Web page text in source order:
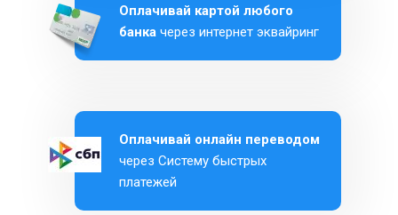
Оплачивай онлайн переводом
через Систему быстрых
платежей
Оплачивай картой любого
банка через интернет эквайринг